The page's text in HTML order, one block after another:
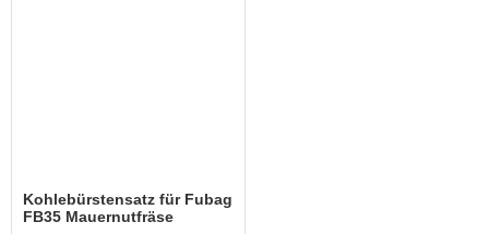
Kohlebürstensatz für Fubag
FB35 Mauernutfräse